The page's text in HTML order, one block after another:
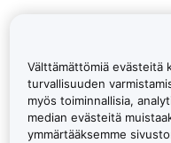
Välttämättömiä evästeitä
turvallisuuden
myös toiminnallisia,
median evästeitä
ymmärtääksemme